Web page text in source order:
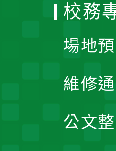
校務
場地
維修
公文